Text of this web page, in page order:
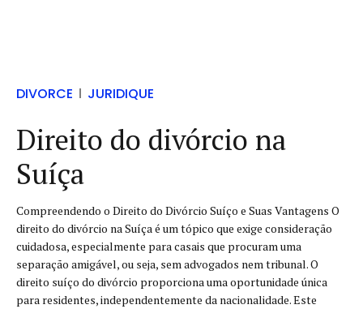
DIVORCE JURIDIQUE
Direito do divórcio na
Suíça
Compreendendo o Direito do Divórcio Suíço e Suas Vantagens O
direito do divórcio na Suíça é um tópico que exige consideração
cuidadosa, especialmente para casais que procuram uma
separação amigável, ou seja, sem advogados nem tribunal. O
direito suíço do divórcio proporciona uma oportunidade única
para residentes, independentemente da nacionalidade. Este